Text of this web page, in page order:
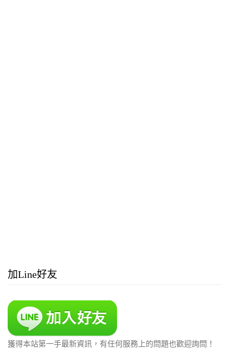
加Line好友
獲得本站第一手最新資訊，有任何服務上的問題也歡迎詢問！